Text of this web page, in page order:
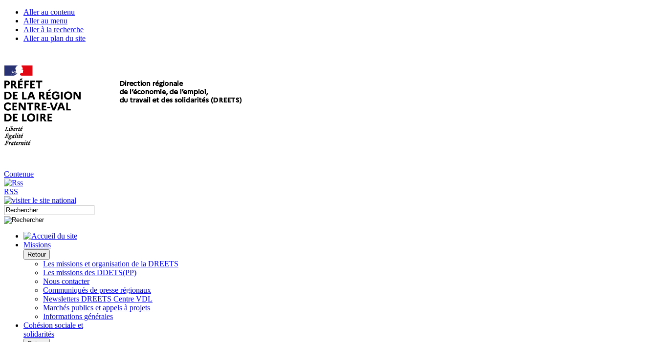
Aller au contenu
Aller au menu
Aller à la recherche
Aller au plan du site
Contenue
RSS
Missions
Retour
Les missions et organisation de la DREETS
Les missions des DDETS(PP)
Nous contacter
Communiqués de presse régionaux
Newsletters DREETS Centre VDL
Marchés publics et appels à projets
Informations générales
Cohésion sociale et
solidarités